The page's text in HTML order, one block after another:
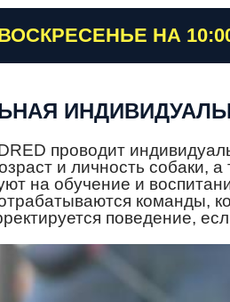
НА
проводит
и личность собаки,
на обучение и
команды,
поведение,